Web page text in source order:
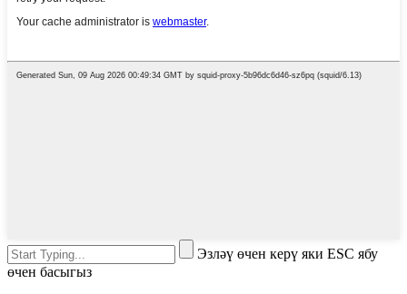
Эзләү өчен керү яки ESC ябу
өчен басыгыз